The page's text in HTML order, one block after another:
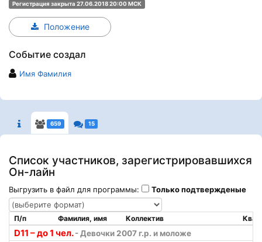
Регистрация закрыта 27.06.2018 20:00 МСК
Положение
Событие создал
Имя Фамилия
659 15
Список участников, зарегистрировавшихся
Он-лайн
Выгрузить в файл для программы: Только подтвержденые
D11 – до 1 чел. - Девочки 2007 г.р. и моложе
П/п Фамилия, имя Коллектив Квал.